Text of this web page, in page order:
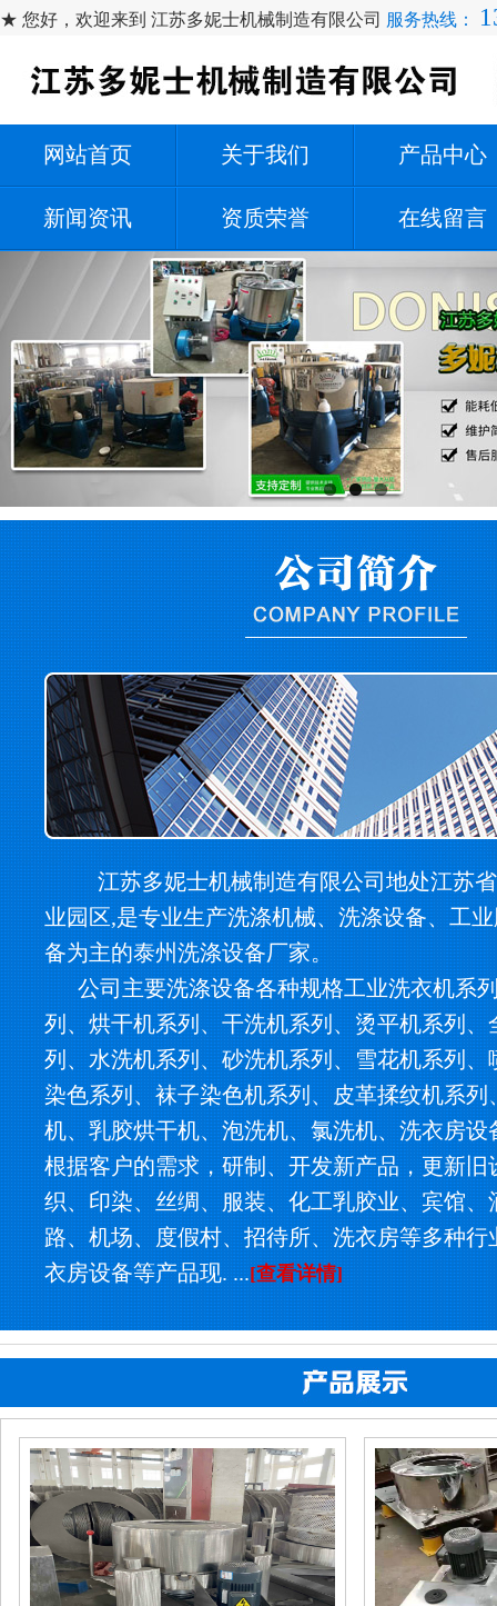
★ 您好，欢迎来到 江苏多妮士机械制造有限公司 服务热线：
网站首页 关于我们 产品中心
新闻资讯 资质荣誉 在线留言
江苏多妮士机械制造有限公司地处江苏
业园区,是专业生产洗涤机械、洗涤设备、工
备为主的泰州洗涤设备厂家。
公司主要洗涤设备各种规格工业洗衣机系
列、烘干机系列、干洗机系列、烫平机系列、
列、水洗机系列、砂洗机系列、雪花机系列、
染色系列、袜子染色机系列、皮革揉纹机系列
机、乳胶烘干机、泡洗机、氯洗机、洗衣房设
根据客户的需求，研制、开发新产品，更新旧
织、印染、丝绸、服装、化工乳胶业、宾馆、
路、机场、度假村、招待所、洗衣房等多种行
衣房设备等产品现. ...[查看详情]